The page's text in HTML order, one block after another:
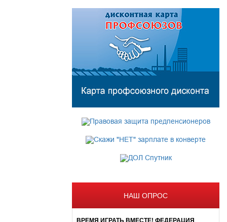
НАШ ОПРОС
ВРЕМЯ ИГРАТЬ ВМЕСТЕ! ФЕДЕРАЦИЯ